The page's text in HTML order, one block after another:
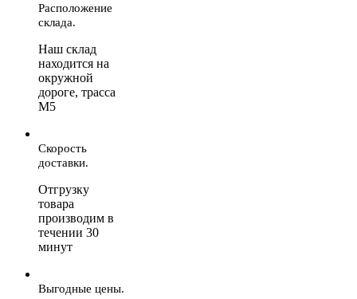
Расположение
склада.
Наш склад
находится на
окружной
дороге, трасса
М5
Скорость
доставки.
Отгрузку
товара
производим в
течении 30
минут
Выгодные цены.